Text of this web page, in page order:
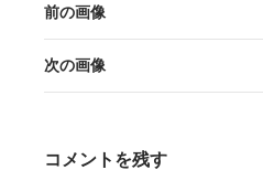
前の画像
次の画像
コメントを残す